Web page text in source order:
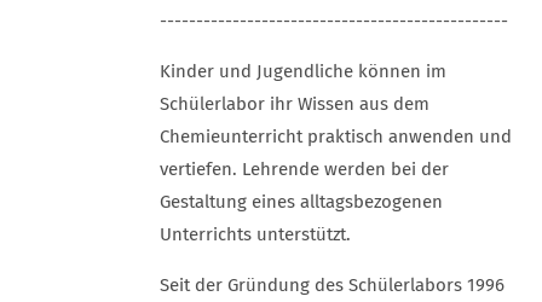
------------------------------------------------
Kinder und Jugendliche können im
Schülerlabor ihr Wissen aus dem
Chemieunterricht praktisch anwenden und
vertiefen. Lehrende werden bei der
Gestaltung eines alltagsbezogenen
Unterrichts unterstützt.
Seit der Gründung des Schülerlabors 1996